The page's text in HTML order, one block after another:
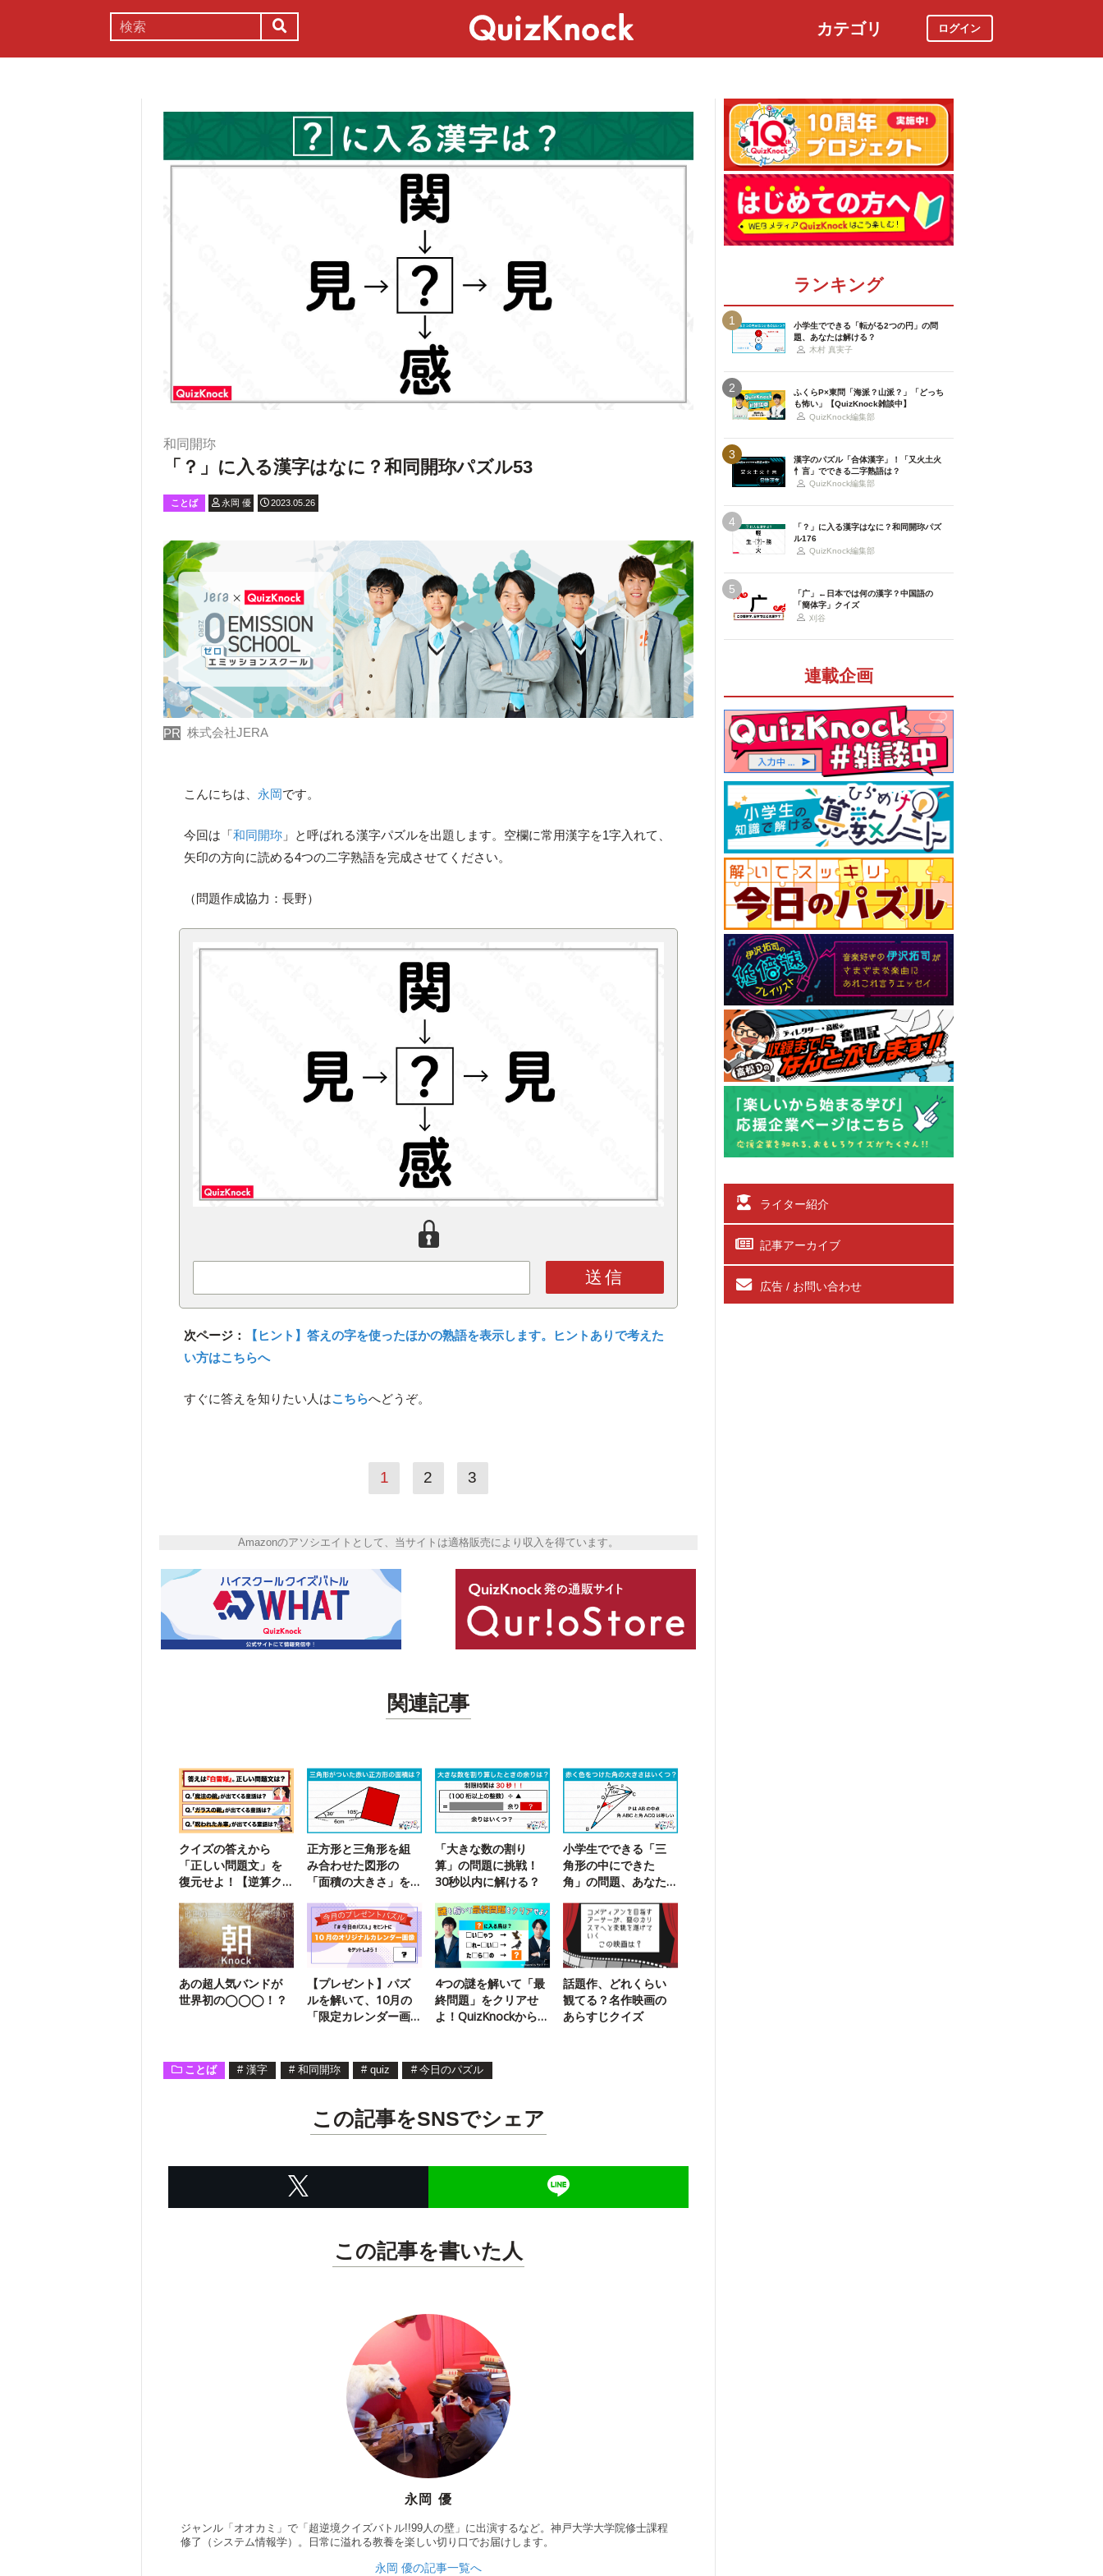
カテゴリ ログイン
和同開珎
「？」に入る漢字はなに？和同開珎パズル53
ことば 永岡 優 2023.05.26
PR 株式会社JERA
こんにちは、 永岡 です。
今回は「和同開珎 」と呼ばれる漢字パズルを出題します。空欄に常用漢字を1字入れて、
矢印の方向に読める4つの二字熟語を完成させてください。
（問題作成協力：長野）
送信
次ページ：
【ヒント】答えの字を使ったほかの熟語を表示します。ヒントありで考えた
い方はこちらへ
すぐに答えを知りたい人はこちらへどうぞ。
1 2 3
Amazonのアソシエイトとして、当サイトは適格販売により収入を得ています。
関連記事
クイズの答えから
「正しい問題文」を
復元せよ！【逆算ク
正方形と三角形を組
み合わせた図形の
「面積の大きさ」を
「大きな数の割り
算」の問題に挑戦！
30秒以内に解ける？
小学生でできる「三
角形の中にできた
角」の問題、あなた
あの超人気バンドが
世界初の◯◯◯！？
【プレゼント】パズ
ルを解いて、10月の
「限定カレンダー画
4つの謎を解いて「最
終問題」をクリアせ
よ！QuizKnockからの
話題作、どれくらい
観てる？名作映画の
あらすじクイズ
ことば # 漢字 # 和同開珎 # quiz # 今日のパズル
この記事をSNSでシェア
この記事を書いた人
永岡 優
ジャンル「オオカミ」で「超逆境クイズバトル!!99人の壁」に出演するなど。神戸大学大学院修士課程
修了（システム情報学）。日常に溢れる教養を楽しい切り口でお届けします。
永岡 優の記事一覧へ
ランキング
1
小学生でできる「転がる2つの円」の問
題、あなたは解ける？
木村 真実子
2
ふくらP×東問「海派？山派？」「どっち
も怖い」【QuizKnock雑談中】
QuizKnock編集部
3
漢字のパズル「合体漢字」！「又火土火
忄言」でできる二字熟語は？
QuizKnock編集部
4
「？」に入る漢字はなに？和同開珎パズ
ル176
QuizKnock編集部
5
「广」←日本では何の漢字？中国語の
「簡体字」クイズ
刈谷
連載企画
ライター紹介
記事アーカイブ
広告 / お問い合わせ